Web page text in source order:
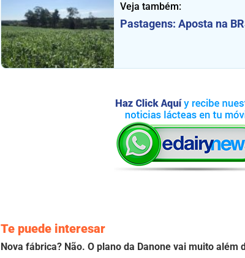
Veja também:
Pastagens: Aposta na
Te puede interesar
Nova fábrica? Não. O plano da Danone vai muito além